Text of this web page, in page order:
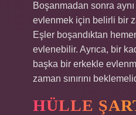
Boşanmadan sonra
evlenmek için belirli bir
Eşler boşandıktan
evlenebilir. Ayrıca, bir
başka bir erkekle
zaman sınırını
HÜLLE